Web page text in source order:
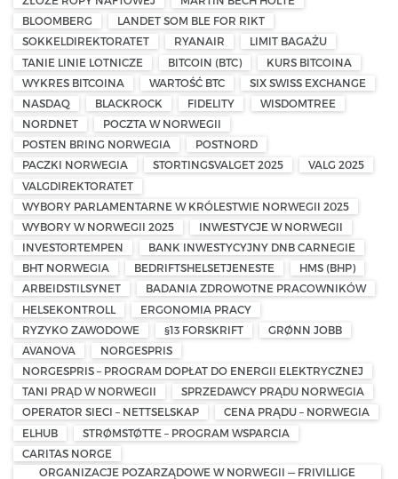
BLOOMBERG
LANDET SOM BLE FOR RIKT
SOKKELDIREKTORATET
RYANAIR
LIMIT BAGAŻU
TANIE LINIE LOTNICZE
BITCOIN (BTC)
KURS BITCOINA
WYKRES BITCOINA
WARTOŚĆ BTC
SIX SWISS EXCHANGE
NASDAQ
BLACKROCK FIDELITY
WISDOMTREE
NORDNET
POCZTA W NORWEGII
POSTEN BRING NORWEGIA
POSTNORD
PACZKI NORWEGIA
STORTINGSVALGET 2025
VALG 2025
VALGDIREKTORATET
WYBORY PARLAMENTARNE W KRÓLESTWIE NORWEGII 2025
WYBORY W NORWEGII 2025
INWESTYCJE W NORWEGII
INVESTORTEMPEN
BANK INWESTYCYJNY DNB CARNEGIE
BHT NORWEGIA
BEDRIFTSHELSETJENESTE
HMS (BHP)
ARBEIDSTILSYNET
BADANIA ZDROWOTNE PRACOWNIKÓW
HELSEKONTROLL
ERGONOMIA PRACY
RYZYKO ZAWODOWE
§13 FORSKRIFT
GRØNN JOBB
AVANOVA
NORGESPRIS
NORGESPRIS – PROGRAM DOPŁAT DO ENERGII ELEKTRYCZNEJ
TANI PRĄD W NORWEGII
SPRZEDAWCY PRĄDU NORWEGIA
OPERATOR SIECI – NETTSELSKAP
CENA PRĄDU – NORWEGIA
ELHUB
STRØMSTØTTE – PROGRAM WSPARCIA
CARITAS NORGE
ORGANIZACJE POZARZĄDOWE W NORWEGII — FRIVILLIGE